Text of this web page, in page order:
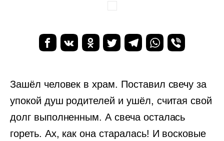
Зашёл человек в храм. Поставил свечу за
упокой душ родителей и ушёл, считая свой
долг выполненным. А свеча осталась
гореть. Ах, как она старалась! И восковые